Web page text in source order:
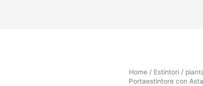
Home / Estintori /
Portaestintore con